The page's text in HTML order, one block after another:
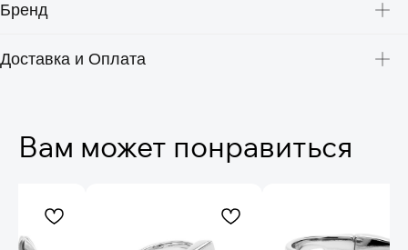
Бренд
Доставка и Оплата
Вам может понравиться